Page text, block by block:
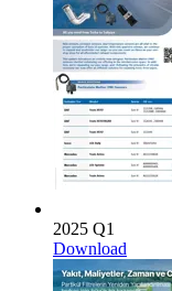
2025 Q1
Download